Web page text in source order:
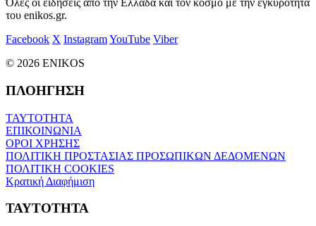
Όλες οι ειδήσεις από την Ελλάδα και τον κόσμο με την εγκυρότητα
του enikos.gr.
Facebook X InstagramYouTube Viber
© 2026 ENIKOS
ΠΛΟΗΓΗΣΗ
ΤΑΥΤΟΤΗΤΑ
ΕΠΙΚΟΙΝΩΝΙΑ
ΟΡΟΙ ΧΡΗΣΗΣ
ΠΟΛΙΤΙΚΗ ΠΡΟΣΤΑΣΙΑΣ ΠΡΟΣΩΠΙΚΩΝ ΔΕΔΟΜΕΝΩΝ
ΠΟΛΙΤΙΚΗ COOKIES
Κρατική Διαφήμιση
ΤΑΥΤΟΤΗΤΑ